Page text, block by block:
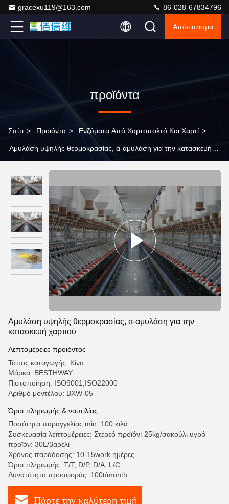
gracexu119@163.com 86-028-67834796
Απόσπασμα
προϊόντα
Σπίτι > Προϊόντα > Ενζύματα Από Χαρτοπολτό Και Χαρτί >
Αμυλάση υψηλής θερμοκρασίας, α-αμυλάση για την κατασκευή
Αμυλάση υψηλής θερμοκρασίας, α-αμυλάση για την
κατασκευή χαρτιού
Λεπτομέρειες προιόντος
Τόπος καταγωγής: Κίνα
Μάρκα: BESTHWAY
Πιστοποίηση: ISO9001,ISO22000
Αριθμό μοντέλου: BXW-05
Όροι πληρωμής & ναυτιλίας
Ποσότητα παραγγελίας min: 100 κιλά
Συσκευασία λεπτομέρειες: Στερεό προϊόν: 25kg/σακούλι υγρό
προϊόν: 30L/βαρέλι
Χρόνος παράδοσης: 10-15work ημέρες
Όροι πληρωμής: T/T, D/P, D/A, L/C
Δυνατότητα προσφοράς: 100t/month
Πάρτε την καλύτερη τιμή